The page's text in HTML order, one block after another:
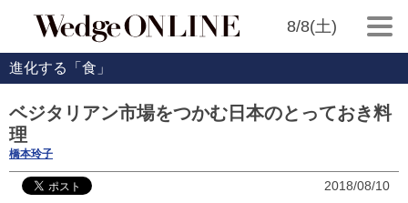
8/8(土)
進化する「食」
ベジタリアン市場をつかむ日本のとっておき料
理
橋本玲子
2018/08/10